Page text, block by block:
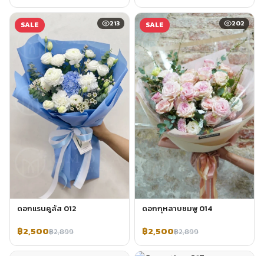
SALE 213
ดอกแรนคูลัส 012
฿2,500฿2,899
SALE 202
ดอกกุหลาบชมพู 014
฿2,500฿2,899